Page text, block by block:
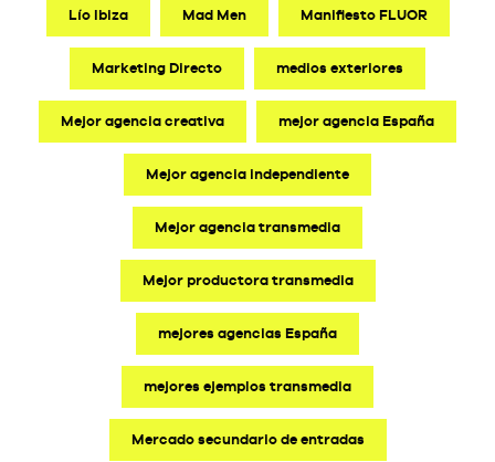
Lío Ibiza Mad Men Manifiesto FLUOR
Marketing Directo medios exteriores
Mejor agencia creativa mejor agencia España
Mejor agencia independiente
Mejor agencia transmedia
Mejor productora transmedia
mejores agencias España
mejores ejemplos transmedia
Mercado secundario de entradas